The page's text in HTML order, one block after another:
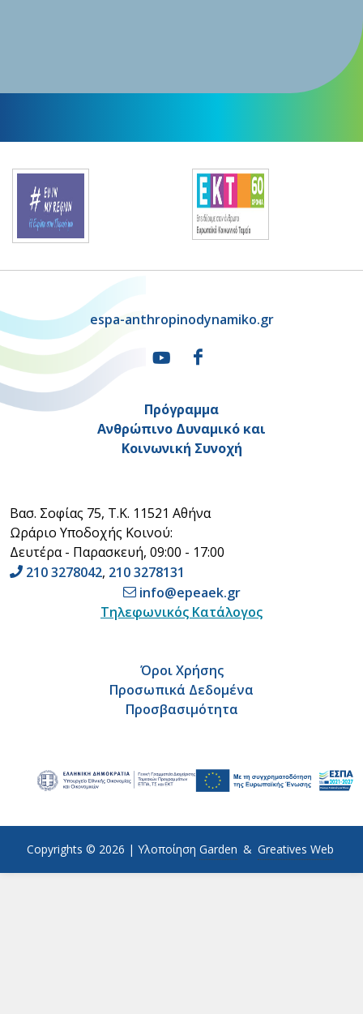
espa-anthropinodynamiko.gr
Βασ. Σοφίας 75, Τ.Κ. 11521 Αθήνα
Ωράριο Υποδοχής Κοινού:
Δευτέρα - Παρασκευή, 09:00 - 17:00
210 3278042, 210 3278131
info@epeaek.gr
Τηλεφωνικός Κατάλογος
Πρόγραμμα
Ανθρώπινο Δυναμικό και
Κοινωνική Συνοχή
Όροι Χρήσης
Προσωπικά Δεδομένα
Προσβασιμότητα
Copyrights © 2026 | Υλοποίηση Garden & Greatives Web